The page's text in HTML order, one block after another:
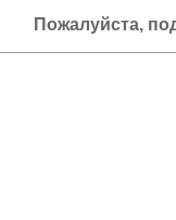
Пожалуйста,